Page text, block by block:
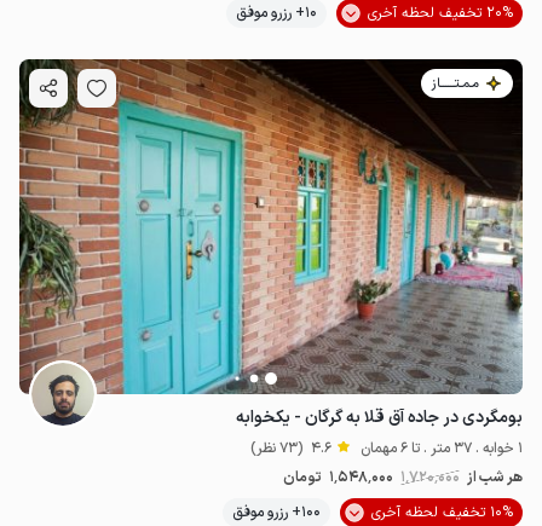
20% تخفیف لحظه آخری
10+ رزرو موفق
مـمـتــــــاز
بومگردی در جاده آق قلا به گرگان - یکخوابه
1 خوابه . 37 متر . تا 6 مهمان 4.6 (73 نظر)
هر شب از 1٬720٬000 1٬548٬000 تومان
10% تخفیف لحظه آخری
100+ رزرو موفق